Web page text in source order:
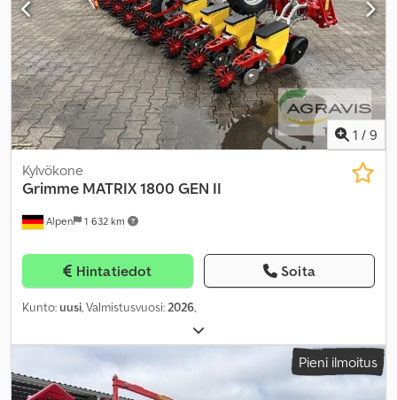
1 / 9
Alpen 1 632 km
Kylvökone
Grimme MATRIX 1800 GEN II
Hintatiedot Soita
Kunto:uusi, Valmistusvuosi:2026,
Pieni ilmoitus